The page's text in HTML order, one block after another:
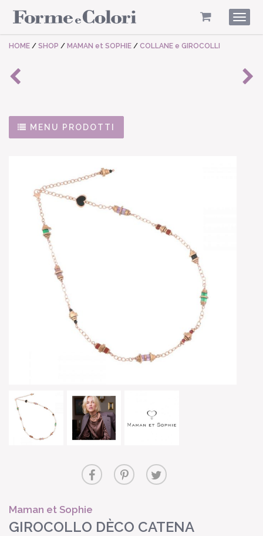
HOME / SHOP / MAMAN et SOPHIE / COLLANE e GIROCOLLI
MENU PRODOTTI
Maman et Sophie
GIROCOLLO DÈCO CATENA